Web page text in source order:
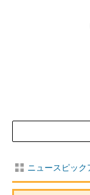
ニュースピッ